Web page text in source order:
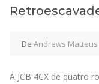
De Andrews Matteus
A JCB 4CX de quatro